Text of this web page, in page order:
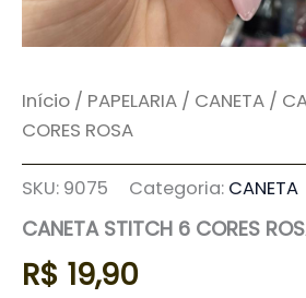
Início / PAPELARIA / CANETA /
CORES ROSA
SKU: 9075 Categoria: CANETA
CANETA STITCH 6 CORES
R$ 19,90